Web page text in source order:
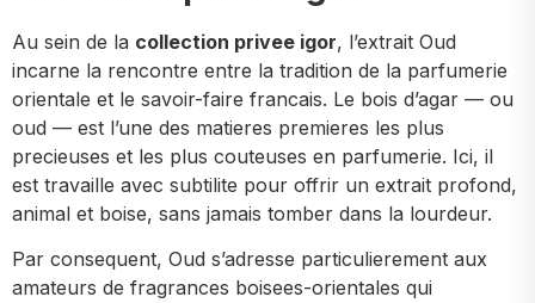
Au sein de la collection privee igor, l’extrait Oud
incarne la rencontre entre la tradition de la parfumerie
orientale et le savoir-faire francais. Le bois d’agar — ou
oud — est l’une des matieres premieres les plus
precieuses et les plus couteuses en parfumerie. Ici, il
est travaille avec subtilite pour offrir un extrait profond,
animal et boise, sans jamais tomber dans la lourdeur.
Par consequent, Oud s’adresse particulierement aux
amateurs de fragrances boisees-orientales qui